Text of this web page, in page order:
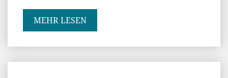
MEHR LESEN